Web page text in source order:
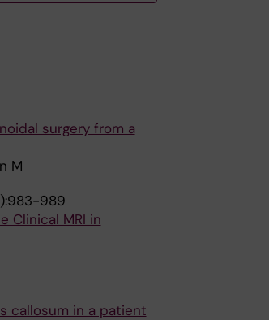
surgery from a
M
989
Clinical MRI in
callosum in a patient